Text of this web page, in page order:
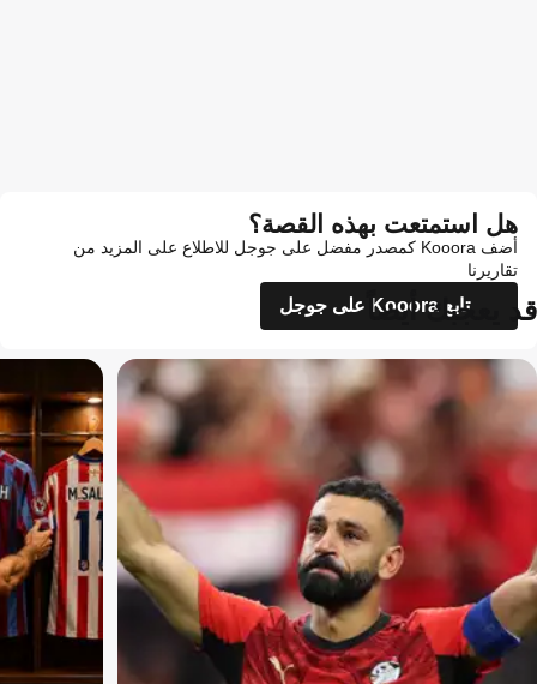
هل استمتعت بهذه القصة؟
أضف Kooora كمصدر مفضل على جوجل للاطلاع على المزيد من
تقاريرنا
تابع Kooora على جوجل
قد يعجبك أيضاً